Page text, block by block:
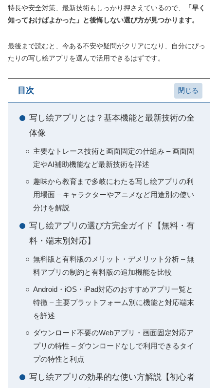
特長や安全対策、最新技術もしっかり押さえているので、
「早く
知っておけばよかった」と後悔しない選び方が見つかります。
最後まで読むと、今ある不安や疑問がクリアになり、自分にぴっ
たりの写し絵アプリを選んで活用できるはずです。
目次
写し絵アプリとは？基本機能と最新技術の全
体像
主要なトレース技術と画面固定の仕組み – 画面固
定やAI補助機能など最新技術を詳述
趣味から教育まで多岐にわたる写し絵アプリの利
用場面 – キャラクターやアニメなど用途別の使い
分けを解説
写し絵アプリの選び方完全ガイド【無料・有
料・端末別対応】
無料版と有料版のメリット・デメリット分析 – 無
料アプリの制約と有料版の追加機能を比較
Android・iOS・iPad対応のおすすめアプリ一覧と
特徴 – 主要プラットフォーム別に機能と対応端末
を詳述
ダウンロード不要のWebアプリ・画面固定対応ア
プリの特性 – ダウンロードなしで利用できるタイ
プの特性と利点
写し絵アプリの効果的な使い方解説【初心者